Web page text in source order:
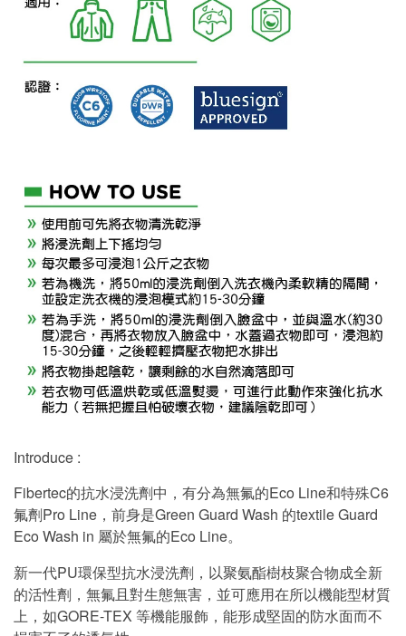
Introduce :
Fibertec的抗水浸洗劑中，有分為無氟的Eco Line和特殊C6
氟劑Pro Line，前身是Green Guard Wash 的textile Guard
Eco Wash in 屬於無氟的Eco Line。
新一代PU環保型抗水浸洗劑，以聚氨酯樹枝聚合物成全新
的活性劑，無氟且對生態無害，並可應用在所以機能型材質
上，如GORE-TEX 等機能服飾，能形成堅固的防水面而不